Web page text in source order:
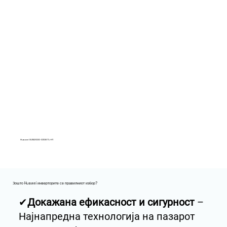
Зошто Huawei инверторите се правилниот избор?
✔Докажана ефикасност и сигурност–
Најнапредна технологија на пазарот
Huawei SUN2000-330KTL-H1